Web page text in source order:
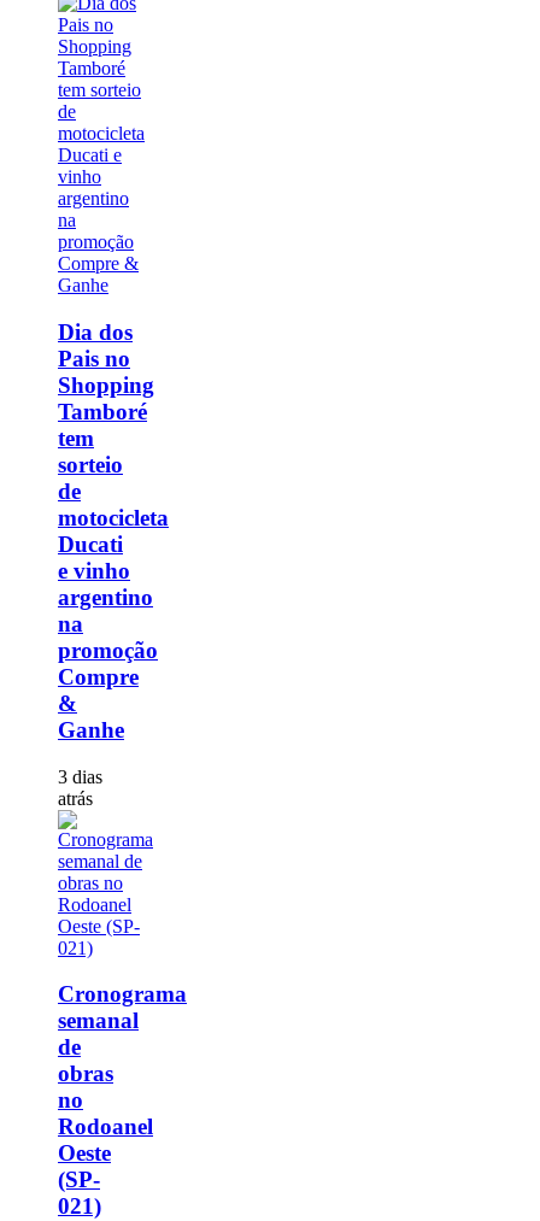
Dia dos
Pais no
Shopping
Tamboré
tem
sorteio
de
motocicleta
Ducati
e vinho
argentino
na
promoção
Compre
&
Ganhe
3 dias
atrás
Cronograma
semanal
de
obras
no
Rodoanel
Oeste
(SP-
021)